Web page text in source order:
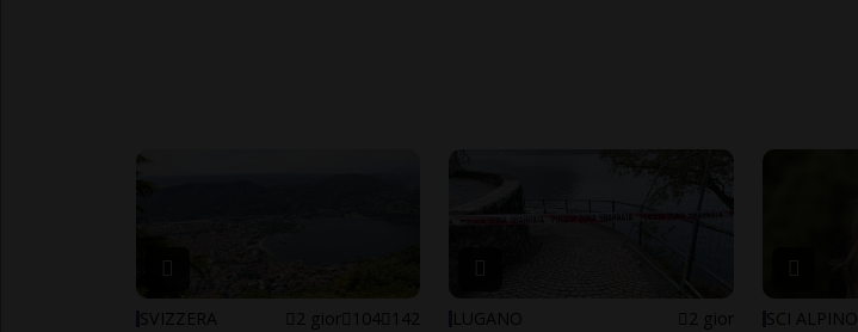
SVIZZERA 2 gior 104 142 LUGANO 2 gior SCI ALPINO